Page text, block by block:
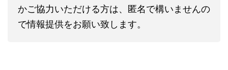
かご協力いただける方は、匿名で構いませんの
で情報提供をお願い致します。